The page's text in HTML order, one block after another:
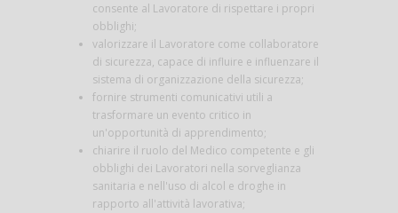
consente al Lavoratore di rispettare i propri
obblighi;
valorizzare il Lavoratore come collaboratore
di sicurezza, capace di influire e influenzare il
sistema di organizzazione della sicurezza;
fornire strumenti comunicativi utili a
trasformare un evento critico in
un'opportunità di apprendimento;
chiarire il ruolo del Medico competente e gli
obblighi dei Lavoratori nella sorveglianza
sanitaria e nell'uso di alcol e droghe in
rapporto all'attività lavorativa;